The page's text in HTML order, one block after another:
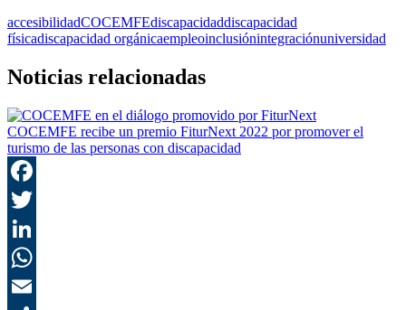
accesibilidadCOCEMFEdiscapacidaddiscapacidad
físicadiscapacidad orgánicaempleoinclusiónintegraciónuniversidad
Noticias relacionadas
COCEMFE recibe un premio FiturNext 2022 por promover el
turismo de las personas con discapacidad